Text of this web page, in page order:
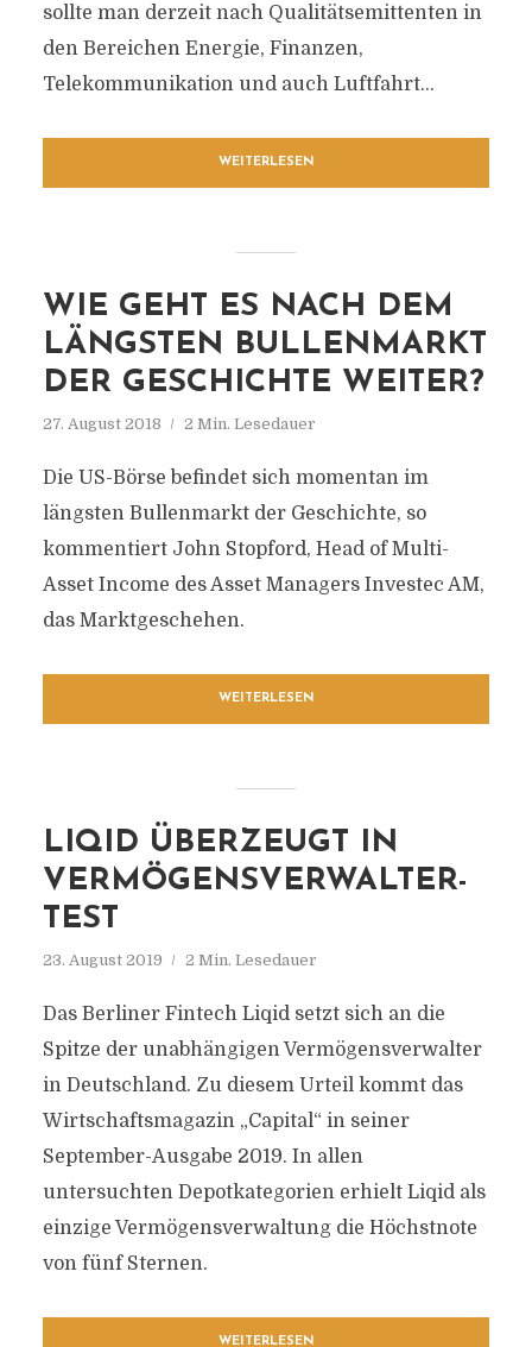
sollte man derzeit nach Qualitätsemittenten in
den Bereichen Energie, Finanzen,
Telekommunikation und auch Luftfahrt...
WEITERLESEN
WIE GEHT ES NACH DEM
LÄNGSTEN BULLENMARKT
DER GESCHICHTE WEITER?
27. August 2018 2 Min. Lesedauer
Die US-Börse befindet sich momentan im
längsten Bullenmarkt der Geschichte, so
kommentiert John Stopford, Head of Multi-
Asset Income des Asset Managers Investec AM,
das Marktgeschehen.
WEITERLESEN
LIQID ÜBERZEUGT IN
VERMÖGENSVERWALTER-
TEST
23. August 2019 2 Min. Lesedauer
Das Berliner Fintech Liqid setzt sich an die
Spitze der unabhängigen Vermögensverwalter
in Deutschland. Zu diesem Urteil kommt das
Wirtschaftsmagazin „Capital“ in seiner
September-Ausgabe 2019. In allen
untersuchten Depotkategorien erhielt Liqid als
einzige Vermögensverwaltung die Höchstnote
von fünf Sternen.
WEITERLESEN